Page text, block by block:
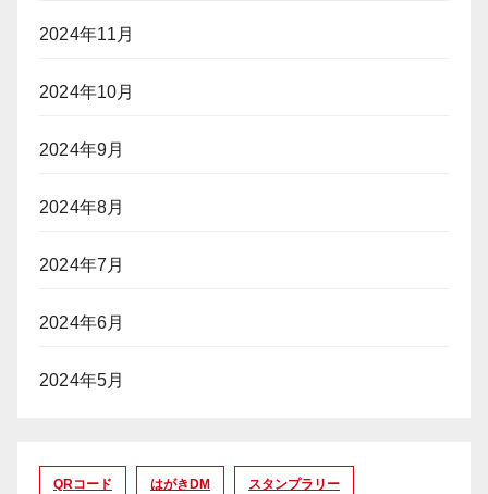
2024年11月
2024年10月
2024年9月
2024年8月
2024年7月
2024年6月
2024年5月
QRコード はがきDM スタンプラリー